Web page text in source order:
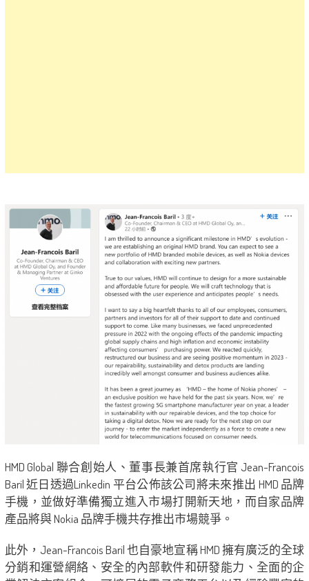
HMD Global 聯合創始人、董事長兼首席執行官 Jean-Francois
Baril 近日透過Linkedin 平台公佈該公司將未來推出 HMD 品牌
手機，並做好準備獨立進入市場打開新天地，而自家品牌
產品將與 Nokia 品牌手機共存推出市場競爭。
此外，Jean-Francois Baril 也自豪地宣稱 HMD 擁有廣泛的全球
分銷和運營網絡、安全的內部軟件和研發能力、全面的企